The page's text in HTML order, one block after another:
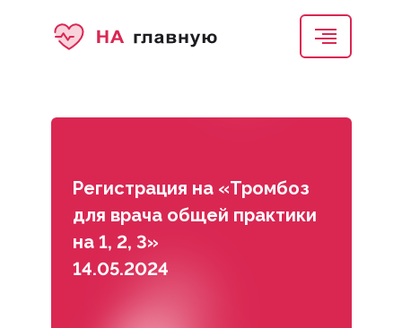
Регистрация на «Тромбоз
для врача общей практики
на 1, 2, 3»
14.05.2024